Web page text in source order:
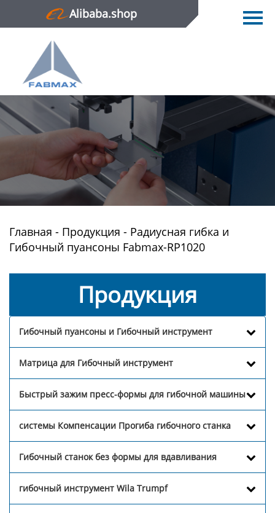
Alibaba.shop
Главная
Продукция
Новости
О нас
Контактная информация
Главная - Продукция - Радиусная гибка и
Гибочный пуансоны Fabmax-RP1020
Продукция
Гибочный пуансоны и Гибочный инструмент
Матрица для Гибочный инструмент
Быстрый зажим пресс-формы для гибочной машины
системы Компенсации Прогиба гибочного станка
Гибочный станок без формы для вдавливания
гибочный инструмент Wila Trumpf